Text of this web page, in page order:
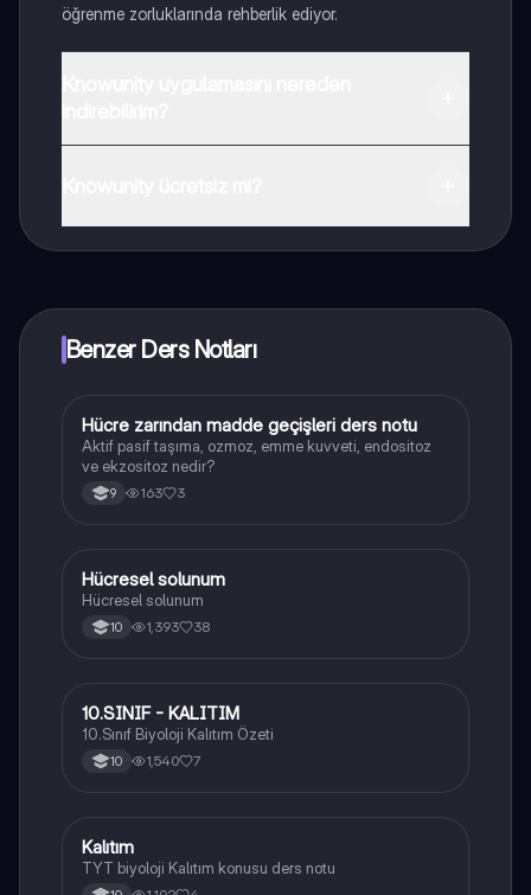
öğrenme zorluklarında rehberlik ediyor.
Benzer Ders Notları
Biyoloji
Hücre zarından madde geçişleri ders notu
Aktif pasif taşıma, ozmoz, emme kuvveti, endositoz
ve ekzositoz nedir?
9 163 3
Biyoloji
Hücresel solunum
Hücresel solunum
10 1,393 38
Biyoloji
10.SINIF - KALITIM
10.Sınıf Biyoloji Kalıtım Özeti
10 1,540 7
Biyoloji
Kalıtım
TYT biyoloji Kalıtım konusu ders notu